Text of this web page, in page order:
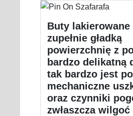
Buty lakierowane
zupełnie gładką
powierzchnię z
bardzo delikatną
tak bardzo jest
mechaniczne
oraz czynniki
zwłaszcza